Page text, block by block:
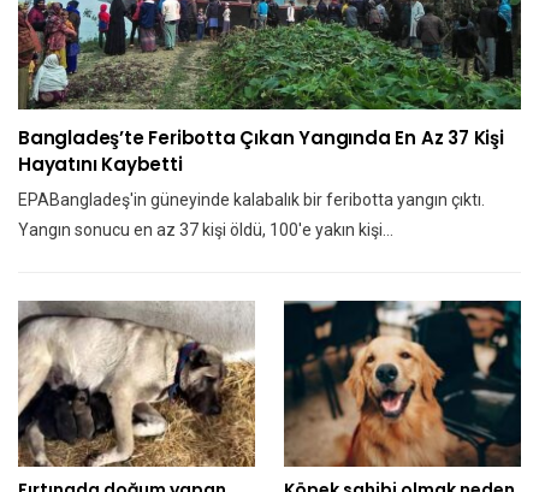
Bangladeş’te Feribotta Çıkan Yangında En Az 37 Kişi
Hayatını Kaybetti
EPABangladeş'in güneyinde kalabalık bir feribotta yangın çıktı.
Yangın sonucu en az 37 kişi öldü, 100'e yakın kişi…